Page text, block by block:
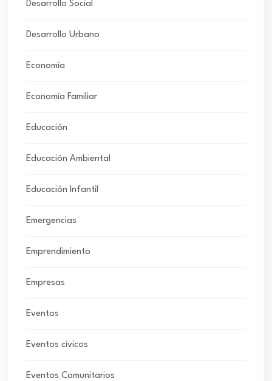
Desarrollo Social
Desarrollo Urbano
Economía
Economía Familiar
Educación
Educación Ambiental
Educación Infantil
Emergencias
Emprendimiento
Empresas
Eventos
Eventos cívicos
Eventos Comunitarios